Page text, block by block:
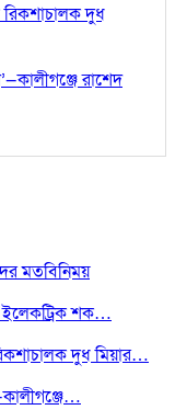
দুধ
রাশেদ
মতবিনিময়
ইলেকট্রিক শক…
দুধ মিয়ার…